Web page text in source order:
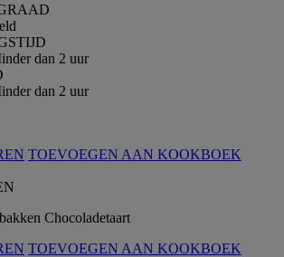
dan 2 uur
dan 2 uur
TOEVOEGEN AAN KOOKBOEK
TOEVOEGEN AAN KOOKBOEK